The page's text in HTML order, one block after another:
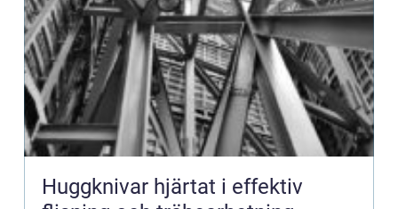
Huggknivar hjärtat i effektiv